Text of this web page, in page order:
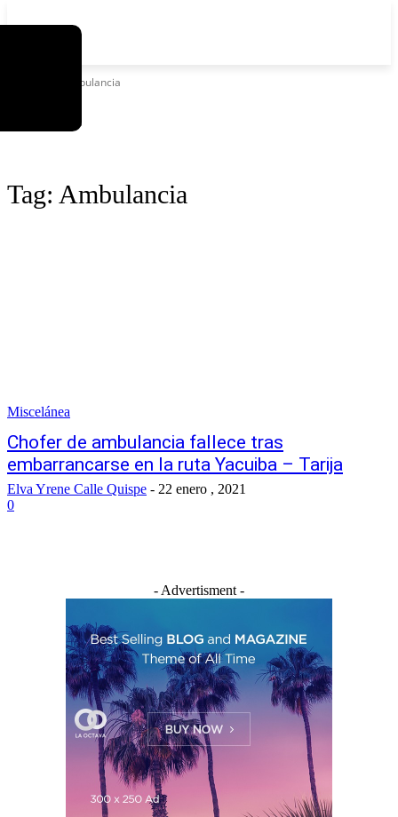
Ambulancia
Tag: Ambulancia
Miscelánea
Chofer de ambulancia fallece tras
embarrancarse en la ruta Yacuiba – Tarija
Elva Yrene Calle Quispe - 22 enero , 2021
0
- Advertisment -